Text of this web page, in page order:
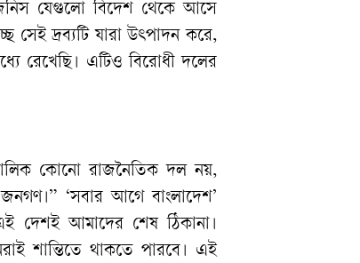
যেগুলো বিদেশ থেকে আসে
সেই দ্রব্যটি যারা উৎপাদন করে,
রেখেছি। এটিও বিরোধী দলের
কোনো রাজনৈতিক দল নয়,
‘সবার আগে বাংলাদেশ’
দেশই আমাদের শেষ ঠিকানা।
শান্তিতে থাকতে পারবে। এই